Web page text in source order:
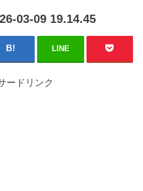
03-09 19.14.45
LINE
ードリンク